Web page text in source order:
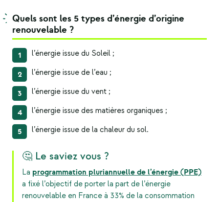
Quels sont les 5 types d’énergie d’origine
renouvelable ?
l’énergie issue du Soleil ;
l’énergie issue de l’eau ;
l’énergie issue du vent ;
l’énergie issue des matières organiques ;
l’énergie issue de la chaleur du sol.
🤔 Le saviez vous ?
La programmation pluriannuelle de l’énergie (PPE)
a fixé l’objectif de porter la part de l’énergie
renouvelable en France à 33% de la consommation